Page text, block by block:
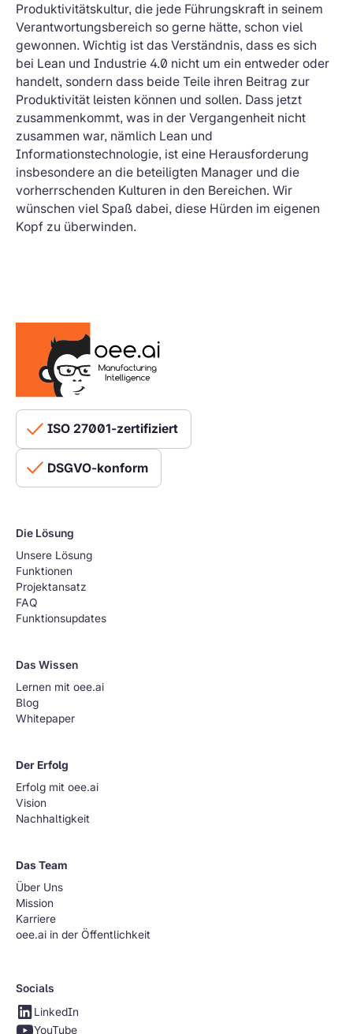
Produktivitätskultur, die jede Führungskraft in seinem
Verantwortungsbereich so gerne hätte, schon viel
gewonnen. Wichtig ist das Verständnis, dass es sich
bei Lean und Industrie 4.0 nicht um ein entweder oder
handelt, sondern dass beide Teile ihren Beitrag zur
Produktivität leisten können und sollen. Dass jetzt
zusammenkommt, was in der Vergangenheit nicht
zusammen war, nämlich Lean und
Informationstechnologie, ist eine Herausforderung
insbesondere an die beteiligten Manager und die
vorherrschenden Kulturen in den Bereichen. Wir
wünschen viel Spaß dabei, diese Hürden im eigenen
Kopf zu überwinden.
ISO 27001-zertifiziert
DSGVO-konform
Die Lösung
Unsere Lösung
Funktionen
Projektansatz
FAQ
Funktionsupdates
Das Wissen
Lernen mit oee.ai
Blog
Whitepaper
Der Erfolg
Erfolg mit oee.ai
Vision
Nachhaltigkeit
Das Team
Über Uns
Mission
Karriere
oee.ai in der Öffentlichkeit
Socials
LinkedIn
YouTube